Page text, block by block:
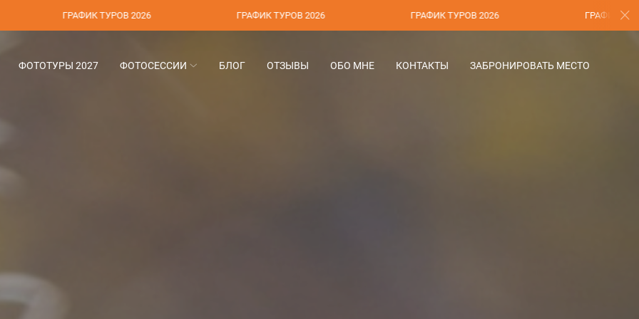
ФОТОТУРЫ 2027 ФОТОСЕССИИ БЛОГ ОТЗЫВЫ ОБО МНЕ КОНТАКТЫ ЗАБРОНИРОВАТЬ МЕСТО
ТУРОВ 2026 ГРАФИК ТУРОВ 2026 ГРАФИК ТУРОВ 2026 ГРАФИК ТУРОВ 2026